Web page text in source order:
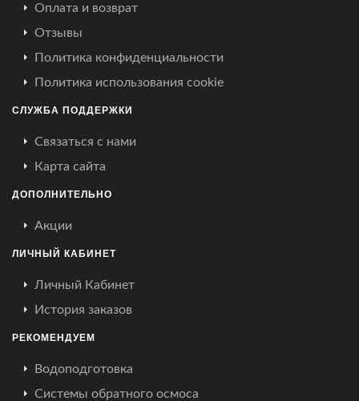
Оплата и возврат
Отзывы
Политика конфиденциальности
Политика использования cookie
СЛУЖБА ПОДДЕРЖКИ
Связаться с нами
Карта сайта
ДОПОЛНИТЕЛЬНО
Акции
ЛИЧНЫЙ КАБИНЕТ
Личный Кабинет
История заказов
РЕКОМЕНДУЕМ
Водоподготовка
Системы обратного осмоса